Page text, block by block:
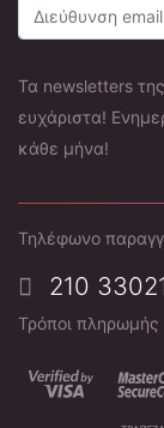
Τα newsletters
ευχάριστα!
κάθε μήνα!
Τηλέφωνο
210
Τρόποι πληρωμής